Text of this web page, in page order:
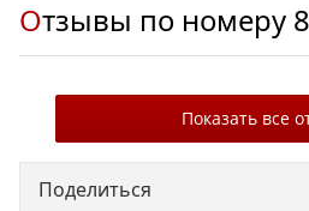
Отзывы по номеру
Показать все
Поделиться